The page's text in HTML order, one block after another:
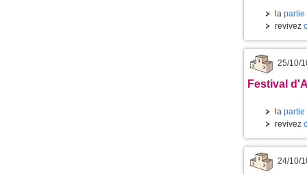
la partie
revivez
25/10/
Festival
la partie
revivez
24/10/